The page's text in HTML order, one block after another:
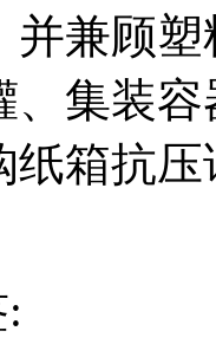
并兼顾
、集装
纸箱抗